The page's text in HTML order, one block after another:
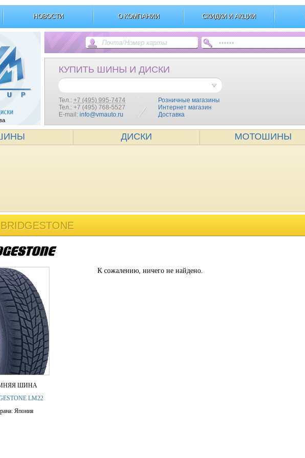
НОВОСТИ О КОМПАНИИ СКИДКИ И АКЦИИ
КУПИТЬ ШИНЫ И ДИСКИ
Тел.: +7 (495) 995-7474
Тел.: +7 (495) 768-5527
E-mail: info@vmauto.ru
Розничные магазины
Интернет магазин
Доставка
ДИСКИ МОТОШИНЫ
ШИНА
LM22
Япония
К сожалению, ничего не найдено.